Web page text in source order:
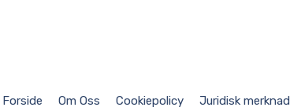
Forside Om Oss Cookiepolicy Juridisk merknad